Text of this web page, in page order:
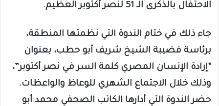
الاحتفال بالذكرى الـ 51 لنصر أكتوبر العظيم.
جاء ذلك في ختام الندوة التي نظمتها المنطقة،
برئاسة فضيبة الشيخ شريف أبو حطب، بعنوان
“إرادة الإنسان المصري كلمة السر في نصر أكتوبر”،
وذلك خلال الاجتماع الشهري للوعاظ والواعظات.
حضر الندوة التي أدارها الكاتب الصحفي محمد أبو